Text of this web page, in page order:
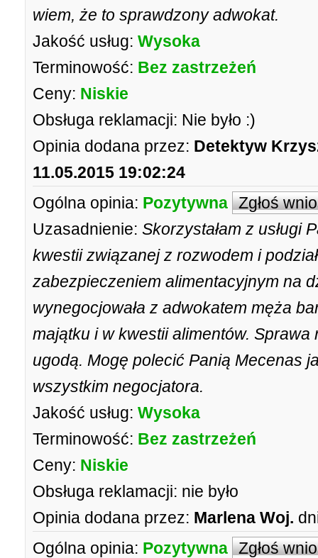
wiem, że to sprawdzony adwokat.
Jakość usług: Wysoka
Terminowość: Bez zastrzeżeń
Ceny: Niskie
Obsługa reklamacji: Nie było :)
Opinia dodana przez: Detektyw
11.05.2015 19:02:24
Ogólna opinia: Pozytywna Zgłoś
Uzasadnienie: Skorzystałam z usługi
kwestii związanej z rozwodem i
zabezpieczeniem alimentacyjnym na
wynegocjowała z adwokatem męża
majątku i w kwestii alimentów. Sprawa
ugodą. Mogę polecić Panią Mecenas
wszystkim negocjatora.
Jakość usług: Wysoka
Terminowość: Bez zastrzeżeń
Ceny: Niskie
Obsługa reklamacji: nie było
Opinia dodana przez: Marlena Woj.
Ogólna opinia: Pozytywna Zgłoś